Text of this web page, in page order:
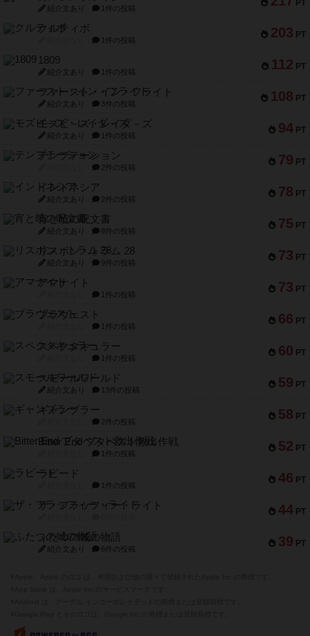
PT
紹介文あり 1件の投稿
203 PT
クルティボ
1件の投稿
112 PT
1809
紹介文あり 1件の投稿
108 PT
ファースト・イン・フライト
紹介文あり 3件の投稿
94 PT
モズビ－ズ・レイダ－ズ
紹介文あり 1件の投稿
79 PT
テンプテーション
2件の投稿
78 PT
インドネシア
紹介文あり 2件の投稿
75 PT
宵と暁の呪文書
紹介文あり 8件の投稿
73 PT
リスボン・トラム 28
紹介文あり 9件の投稿
73 PT
アマナイト
1件の投稿
66 PT
ブラヴェスト
1件の投稿
60 PT
スペクタキュラー
1件の投稿
59 PT
スモールワールド
紹介文あり 13件の投稿
58 PT
ギャンブラー
2件の投稿
52 PT
Bitter End ブタペスト救出作戦
1件の投稿
46 PT
ラピード
1件の投稿
44 PT
ザ・フラッフィー・ライト
39 PT
ふたつの城の物語
紹介文あり 6件の投稿